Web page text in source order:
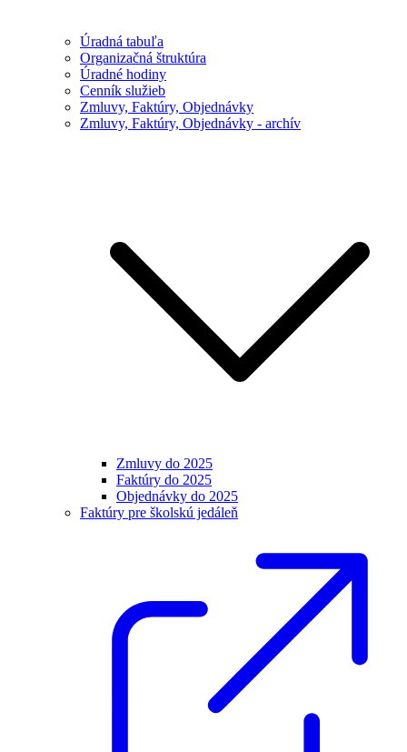
Úradná tabuľa
Organizačná štruktúra
Úradné hodiny
Cenník služieb
Zmluvy, Faktúry, Objednávky
Zmluvy, Faktúry, Objednávky - archív
Zmluvy do 2025
Faktúry do 2025
Objednávky do 2025
Faktúry pre školskú jedáleň